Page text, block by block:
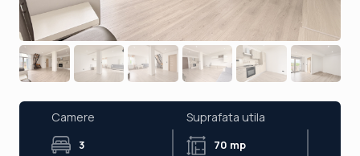
Camere
3
Suprafata utila
70 mp